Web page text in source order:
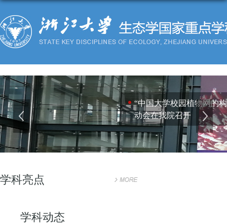
“中国大学校园植物网的
动会在我院召开
学科亮点
学科动态